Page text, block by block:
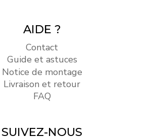
AIDE ?
Contact
Guide et astuces
Notice de montage
Livraison et retour
FAQ
SUIVEZ-NOUS